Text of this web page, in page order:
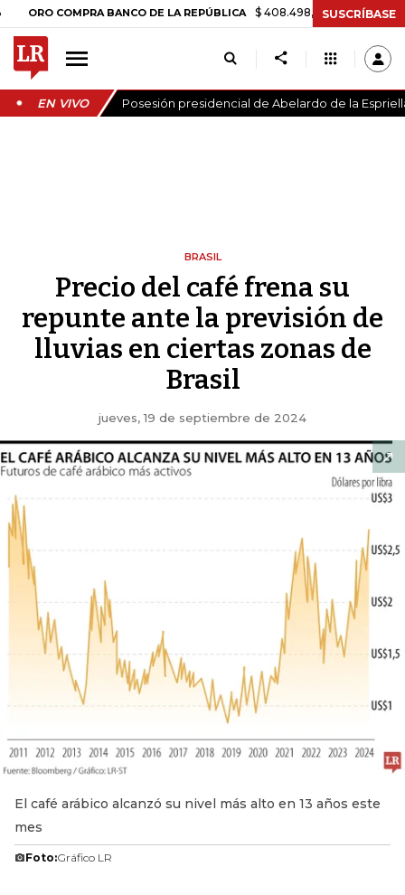
COMPRA BANCO DE LA REPÚBLICA $ 408.498,97 +$ 8.753,81 +2,19%
SUSCRÍBASE
EN VIVO Posesión presidencial de Abelardo de la
BRASIL
Precio del café frena su
repunte ante la previsión de
lluvias en ciertas zonas de
Brasil
jueves, 19 de septiembre de 2024
El café arábico alcanzó su nivel más alto en 13 años este
mes
Foto:Gráfico LR